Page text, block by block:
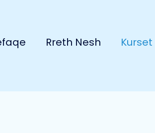
Rreth Nesh Kurset